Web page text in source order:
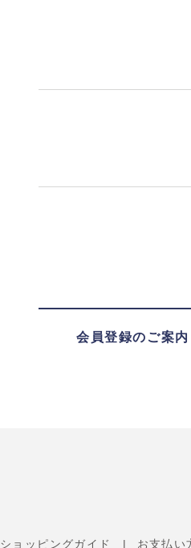
会員登録のご案内
ショッピングガイド お支払い